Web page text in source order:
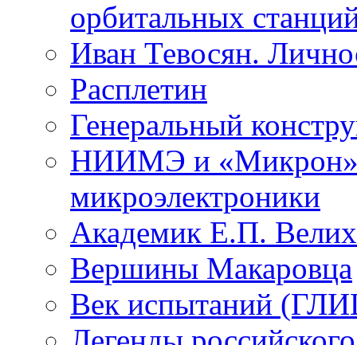
орбитальных
Иван Тевосян.
Расплетин
Генеральный
НИИМЭ и «Микрон»
микроэлектроники
Академик Е.П.
Вершины Макаровца
Век испытаний